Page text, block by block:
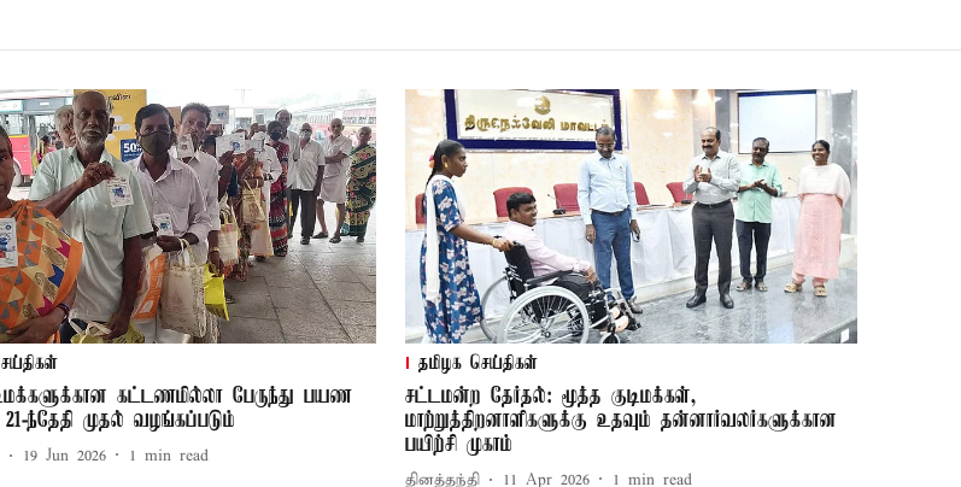
கட்டணமில்லா பேருந்து பயண
ந்தேதி முதல் வழங்கப்படும்
19 Jun 2026 1 min read
தமிழக செய்திகள்
சட்டமன்ற தேர்தல்: மூத்த குடிமக்கள்,
மாற்றுத்திறனாளிகளுக்கு உதவும் தன்னார்வலர்களுக்கான
பயிற்சி முகாம்
தினத்தந்தி 11 Apr 2026 1 min read